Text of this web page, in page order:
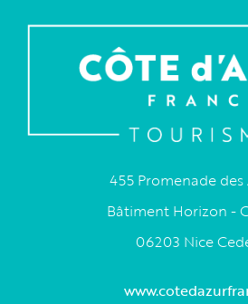
455 Promenade des
Bâtiment Horizon -
06203 Nice